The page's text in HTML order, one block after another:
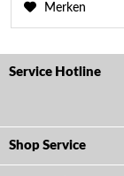
Merken
Service Hotline
Shop Service